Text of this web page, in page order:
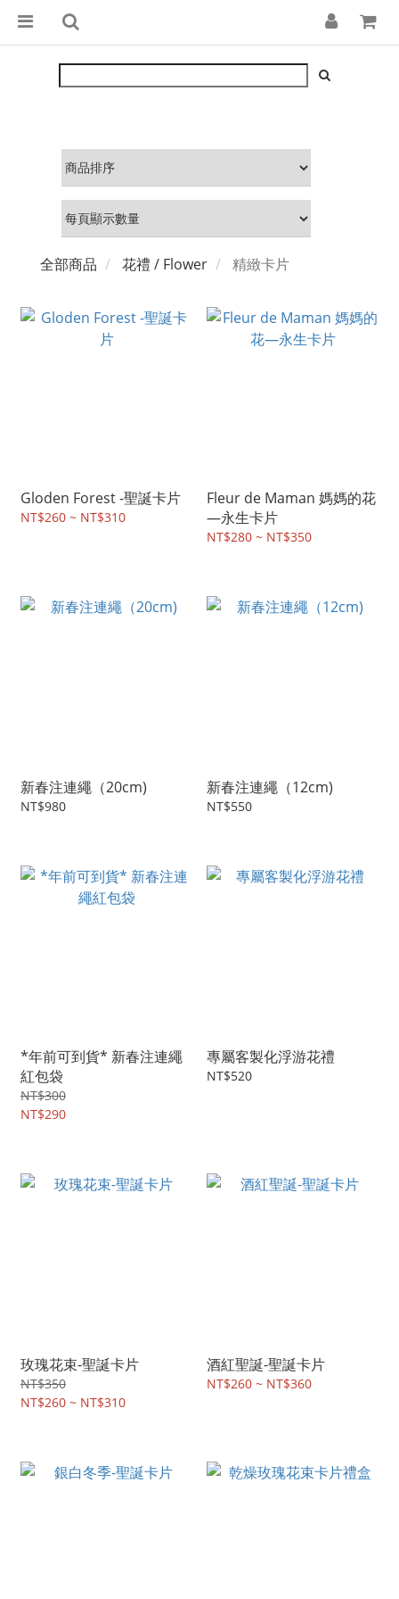
全部商品 花禮 / Flower 精緻卡片
Gloden Forest -聖誕卡片
NT$260 ~ NT$310
Fleur de Maman 媽媽的花
—永生卡片
NT$280 ~ NT$350
新春注連繩（20cm)
NT$980
新春注連繩（12cm)
NT$550
*年前可到貨* 新春注連繩
紅包袋
NT$300
NT$290
專屬客製化浮游花禮
NT$520
玫瑰花束-聖誕卡片
NT$350
NT$260 ~ NT$310
酒紅聖誕-聖誕卡片
NT$260 ~ NT$360